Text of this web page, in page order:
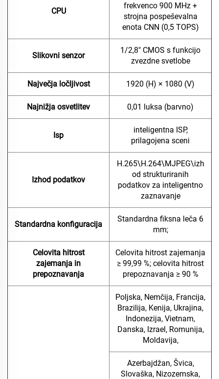
CPU
frekvenco 900 MHz +
strojna pospeševalna
enota CNN (0,5 TOPS)
Slikovni senzor
1/2,8" CMOS s funkcijo
zvezdne svetlobe
Največja ločljivost 1920 (H) × 1080 (V)
Najnižja osvetlitev 0,01 luksa (barvno)
Isp
inteligentna ISP,
prilagojena sceni
Izhod podatkov
H.265\H.264\MJPEG\izh
od strukturiranih
podatkov za inteligentno
zaznavanje
Standardna konfiguracija
Standardna fiksna leča 6
mm;
Celovita hitrost
zajemanja in
prepoznavanja
Celovita hitrost zajemanja
≥ 99,99 %; celovita hitrost
prepoznavanja ≥ 90 %
Poljska, Nemčija, Francija,
Brazilija, Kenija, Ukrajina,
Indonezija, Vietnam,
Danska, Izrael, Romunija,
Moldavija,
Azerbajdžan, Švica,
Slovaška, Nizozemska,